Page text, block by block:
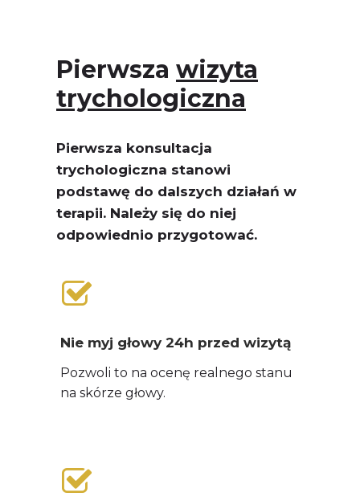
Pierwsza wizyta
trychologiczna
Pierwsza konsultacja
trychologiczna stanowi
podstawę do dalszych działań w
terapii. Należy się do niej
odpowiednio przygotować.
Nie myj głowy 24h przed wizytą
Pozwoli to na ocenę realnego stanu
na skórze głowy.